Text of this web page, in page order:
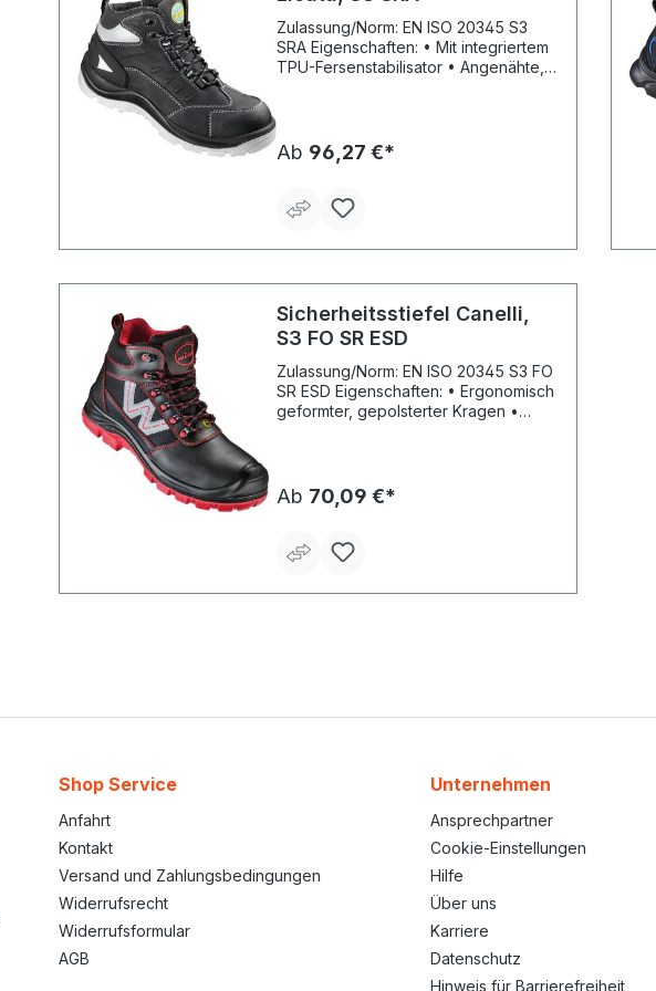
Zulassung/Norm: EN ISO 20345 S3
SRA Eigenschaften: • Mit integriertem
TPU-Fersenstabilisator • Angenähte,
Anziehhilfe an Lasche und Ferse •
Antistatische Laufsohle • Öl- und
metallfrei • Ergonomisch gepolsterter
Kunststoff-Ösen Fußbett:
Fußbett Sohle: Helle, rutschhemmende
2-Schichten PU-Laufsohle, nicht
kreidend Material: Schaft aus
schwarzem Nubukleder Sicherheit:
Kunststoffkappe und durchtrittsichere
Gewebezwischensohle
Ab 96,27 €*
Sicherheitsstiefel Canelli,
S3 FO SR ESD
Zulassung/Norm: EN ISO 20345 S3 FO
SR ESD Eigenschaften: • Ergonomisch
geformter, gepolsterter Kragen •
Innenfutter • Mit Anziehhilfe und
Reflexeinsätzen Fußbett:
antistatische Einlegesohle aus PU-
Laufsohle: Antistatische, öl- und
Ab 70,09 €*
Shop Service
Anfahrt
Kontakt
Versand und Zahlungsbedingungen
Widerrufsrecht
Widerrufsformular
AGB
Unternehmen
Ansprechpartner
Cookie-Einstellungen
Hilfe
Über uns
Karriere
Datenschutz
Hinweis für Barrierefreiheit